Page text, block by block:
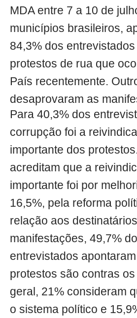
MDA entre 7 a 10 de
municípios brasileiros,
84,3% dos
protestos de rua que
País recentemente.
desaprovaram as
Para 40,3% dos
corrupção foi a
importante dos
acreditam que a
importante foi por
16,5%, pela reforma
relação aos
manifestações, 49,7%
entrevistados
protestos são contras
geral, 21% consideram
o sistema político e